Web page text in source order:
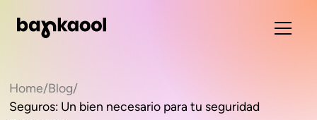
Home/Blog/
Seguros: Un bien necesario para tu seguridad